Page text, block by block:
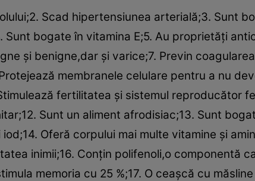
Scad hipertensiunea arterială;3. Sunt
bogate în vitamina E;5. Au proprietăţi
şi benigne,dar şi varice;7. Previn
membranele celulare pentru a nu
fertilitatea şi sistemul reproducător
Sunt un aliment afrodisiac;13. Sunt
Oferă corpului mai multe vitamine şi
inimii;16. Conţin polifenoli,o componentă
memoria cu 25 %;17. O ceaşcă cu